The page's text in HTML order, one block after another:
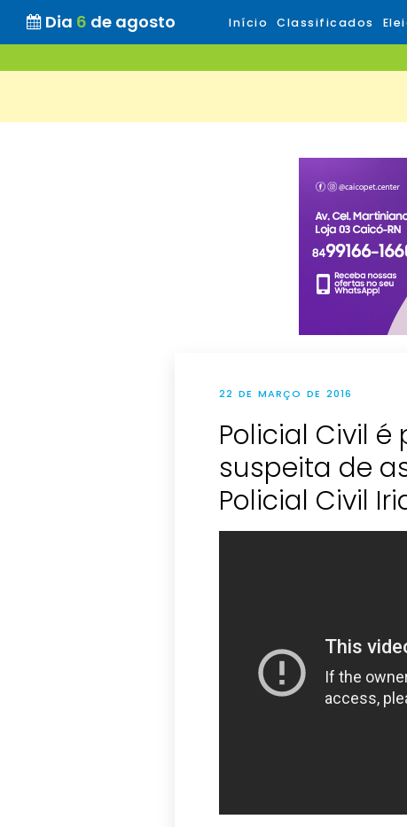
Dia 6 de agosto Início Classificados
22 DE MARÇO DE 2016
Policial Civil é
suspeita de
Policial Civil